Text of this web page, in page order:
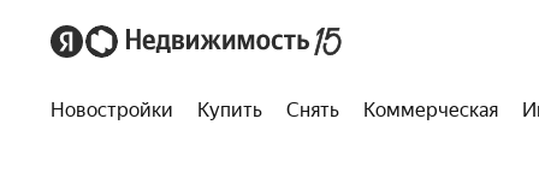
Новостройки Купить Снять Коммерческая